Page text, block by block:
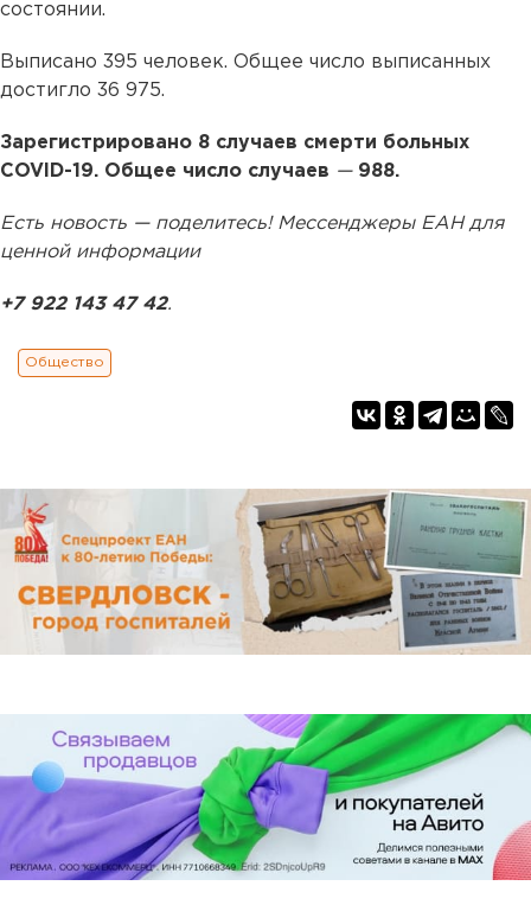
состоянии.
Выписано 395 человек. Общее число выписанных
достигло 36 975.
Зарегистрировано 8 случаев смерти больных
COVID-19. Общее число случаев —988.
Есть новость — поделитесь! Мессенджеры ЕАН для
ценной информации
+7 922 143 47 42.
Общество